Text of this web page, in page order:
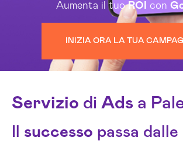
Aumenta il tuoROI con
INIZIA ORA LA TUA
Servizio di Ads a
successo passa